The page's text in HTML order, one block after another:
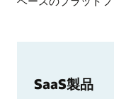
SaaS製品